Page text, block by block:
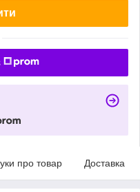
про товар Доставка